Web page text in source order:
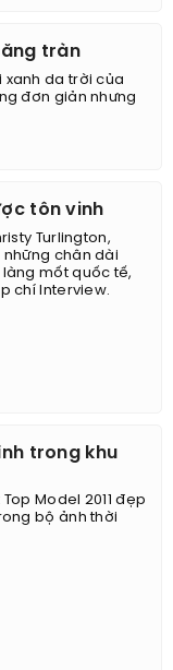
tràn
xanh da trời của
đơn giản nhưng
tôn vinh
Turlington,
những chân dài
mốt quốc tế,
chí Interview.
trong khu
Model 2011 đẹp
bộ ảnh thời